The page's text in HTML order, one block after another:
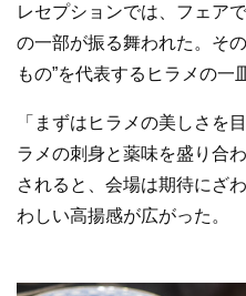
レセプションでは、フェア
の一部が振る舞われた。そ
もの”を代表するヒラメの一
「まずはヒラメの美しさを
ラメの刺身と薬味を盛り合
されると、会場は期待にざ
わしい高揚感が広がった。